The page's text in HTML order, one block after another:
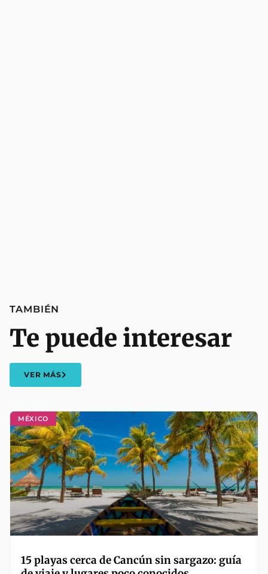
MÉXICO
15 playas cerca de Cancún sin sargazo: guía
TAMBIÉN
Te puede interesar
VER MÁS